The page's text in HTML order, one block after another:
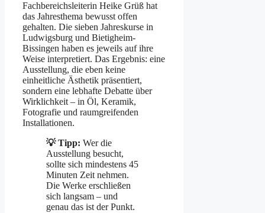
Fachbereichsleiterin Heike Grüß hat
das Jahresthema bewusst offen
gehalten. Die sieben Jahreskurse in
Ludwigsburg und Bietigheim-
Bissingen haben es jeweils auf ihre
Weise interpretiert. Das Ergebnis: eine
Ausstellung, die eben keine
einheitliche Ästhetik präsentiert,
sondern eine lebhafte Debatte über
Wirklichkeit – in Öl, Keramik,
Fotografie und raumgreifenden
Installationen.
💡 Tipp: Wer die
Ausstellung besucht,
sollte sich mindestens 45
Minuten Zeit nehmen.
Die Werke erschließen
sich langsam – und
genau das ist der Punkt.